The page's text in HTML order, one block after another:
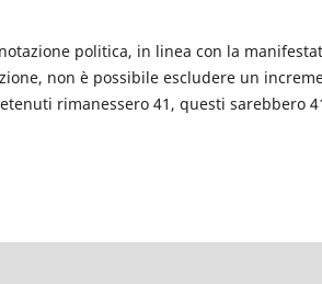
politica, in linea con la
non è possibile escludere un
rimanessero 41, questi sarebbero